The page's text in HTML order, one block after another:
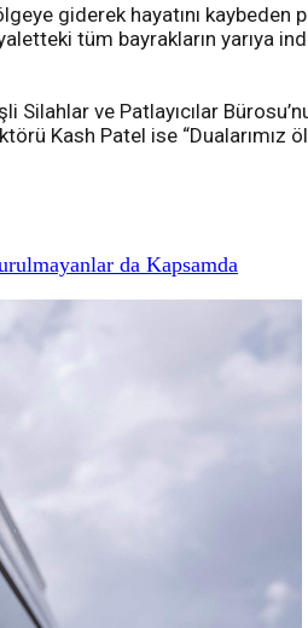
giderek hayatını
tüm bayrakların yarıya
Silahlar ve Patlayıcılar
Kash Patel ise
da Kapsamda